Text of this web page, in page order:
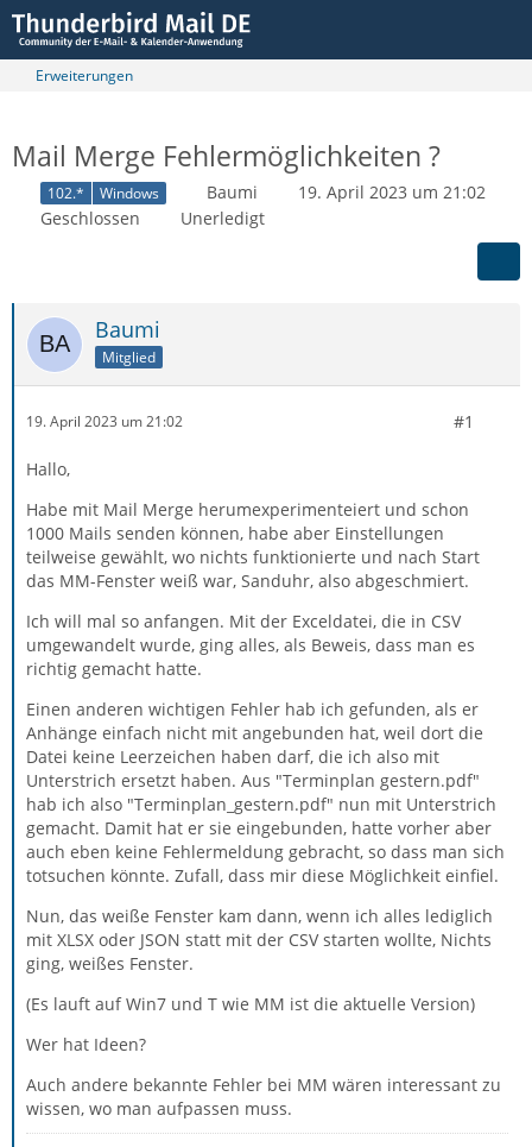
Erweiterungen
Mail Merge Fehlermöglichkeiten ?
102.* Windows Baumi
19. April 2023 um 21:02
Geschlossen
Unerledigt
Baumi
Mitglied
19. April 2023 um 21:02 #1
Hallo,
Habe mit Mail Merge herumexperimenteiert und schon
1000 Mails senden können, habe aber Einstellungen
teilweise gewählt, wo nichts funktionierte und nach Start
das MM-Fenster weiß war, Sanduhr, also abgeschmiert.
Ich will mal so anfangen. Mit der Exceldatei, die in CSV
umgewandelt wurde, ging alles, als Beweis, dass man es
richtig gemacht hatte.
Einen anderen wichtigen Fehler hab ich gefunden, als er
Anhänge einfach nicht mit angebunden hat, weil dort die
Datei keine Leerzeichen haben darf, die ich also mit
Unterstrich ersetzt haben. Aus "Terminplan gestern.pdf"
hab ich also "Terminplan_gestern.pdf" nun mit Unterstrich
gemacht. Damit hat er sie eingebunden, hatte vorher aber
auch eben keine Fehlermeldung gebracht, so dass man sich
totsuchen könnte. Zufall, dass mir diese Möglichkeit einfiel.
Nun, das weiße Fenster kam dann, wenn ich alles lediglich
mit XLSX oder JSON statt mit der CSV starten wollte, Nichts
ging, weißes Fenster.
(Es lauft auf Win7 und T wie MM ist die aktuelle Version)
Wer hat Ideen?
Auch andere bekannte Fehler bei MM wären interessant zu
wissen, wo man aufpassen muss.